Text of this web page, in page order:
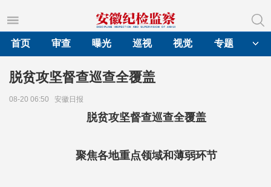
首页
审查 曝光 巡视 视觉 专题
脱贫攻坚督查巡查全覆盖
08-20 06:50 安徽日报
脱贫攻坚督查巡查全覆盖
聚焦各地重点领域和薄弱环节